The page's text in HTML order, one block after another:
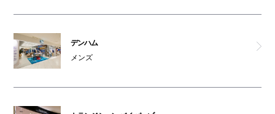
デンハム
メンズ